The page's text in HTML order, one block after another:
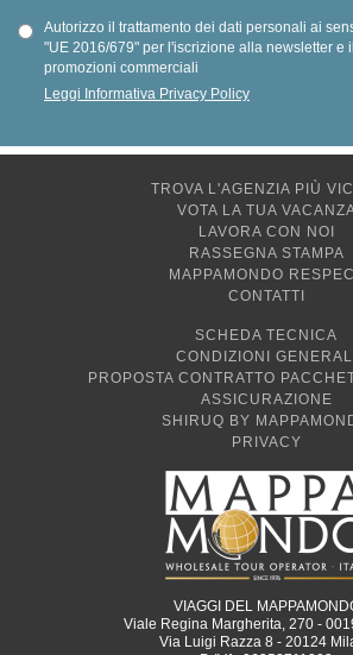
Autorizzo il trattamento dei dati personali ai
"UE 2016/679" per l'iscrizione alla newsletter e
promozioni commerciali
Leggi Informativa Privacy Policy
TROVA L'AGENZIA PIÙ
VOTA LA TUA
LAVORA CON NOI
RASSEGNA STAMPA
MAPPAMONDO
CONTATTI
SCHEDA TECNICA
CONDIZIONI GENERALI
PROPOSTA CONTRATTO
ASSICURAZIONE
SHIRUQ BY
PRIVACY
VIAGGI DEL
Viale Regina Margherita, 270 -
Via Luigi Razza 8 - 20124